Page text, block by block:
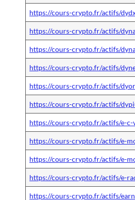
https://cours-crypto.fr/actifs/
https://cours-crypto.fr/actifs/
https://cours-crypto.fr/actifs/
https://cours-crypto.fr/actifs/
https://cours-crypto.fr/actifs/
https://cours-crypto.fr/actifs/
https://cours-crypto.fr/actifs/e-
https://cours-crypto.fr/actifs/e-
https://cours-crypto.fr/actifs/e-
https://cours-crypto.fr/actifs/e-
https://cours-crypto.fr/actifs/